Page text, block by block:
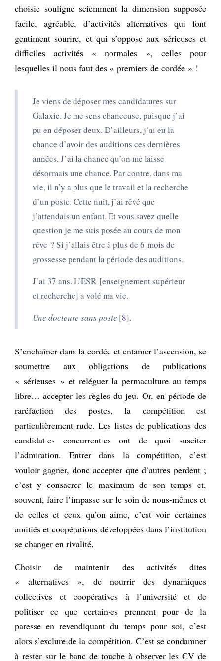
choisie souligne sciemment la dimension supposée
facile, agréable, d’activités alternatives qui font
gentiment sourire, et qui s’oppose aux sérieuses et
difficiles activités « normales », celles pour
lesquelles il nous faut des « premiers de cordée » !
Je viens de déposer mes candidatures sur
Galaxie. Je me sens chanceuse, puisque j’ai
pu en déposer deux. D’ailleurs, j’ai eu la
chance d’avoir des auditions ces dernières
années. J’ai la chance qu’on me laisse
désormais une chance. Par contre, dans ma
vie, il n’y a plus que le travail et la recherche
d’un poste. Cette nuit, j’ai rêvé que
j’attendais un enfant. Et vous savez quelle
question je me suis posée au cours de mon
rêve ? Si j’allais être à plus de 6 mois de
grossesse pendant la période des auditions.
J’ai 37 ans. L’ESR [enseignement supérieur
et recherche] a volé ma vie.
Une docteure sans poste 8 .
S’enchaîner dans la cordée et entamer l’ascension, se
soumettre aux obligations de publications
« sérieuses » et reléguer la permaculture au temps
libre… accepter les règles du jeu. Or, en période de
raréfaction des postes, la compétition est
particulièrement rude. Les listes de publications des
candidat·es concurrent·es ont de quoi susciter
l’admiration. Entrer dans la compétition, c’est
vouloir gagner, donc accepter que d’autres perdent ;
c’est y consacrer le maximum de son temps et,
souvent, faire l’impasse sur le soin de nous-mêmes et
de celles et ceux qu’on aime, c’est voir certaines
amitiés et coopérations développées dans l’institution
se changer en rivalité.
Choisir de maintenir des activités dites
« alternatives », de nourrir des dynamiques
collectives et coopératives à l’université et de
politiser ce que certain·es prennent pour de la
paresse en revendiquant du temps pour soi, c’est
alors s’exclure de la compétition. C’est se condamner
à rester sur le banc de touche à observer les CV de